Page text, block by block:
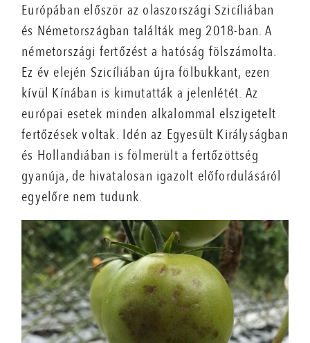
Európában először az olaszországi Szicíliában
és Németországban találták meg 2018-ban. A
németországi fertőzést a hatóság fölszámolta.
Ez év elején Szicíliában újra fölbukkant, ezen
kívül Kínában is kimutatták a jelenlétét. Az
európai esetek minden alkalommal elszigetelt
fertőzések voltak. Idén az Egyesült Királyságban
és Hollandiában is fölmerült a fertőzöttség
gyanúja, de hivatalosan igazolt előfordulásáról
egyelőre nem tudunk.